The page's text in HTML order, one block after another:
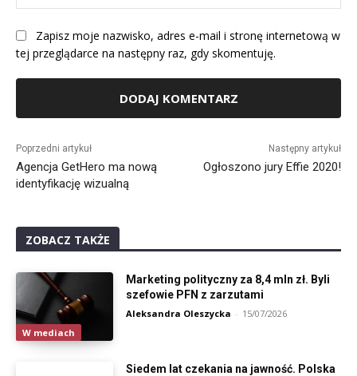
Zapisz moje nazwisko, adres e-mail i stronę internetową w
tej przeglądarce na następny raz, gdy skomentuję.
Poprzedni artykuł
Agencja GetHero ma nową
identyfikację wizualną
Następny artykuł
Ogłoszono jury Effie 2020!
ZOBACZ TAKŻE
W mediach
Marketing polityczny za 8,4 mln zł. Byli
szefowie PFN z zarzutami
Aleksandra Oleszycka - 15/07/2026
Siedem lat czekania na jawność. Polska